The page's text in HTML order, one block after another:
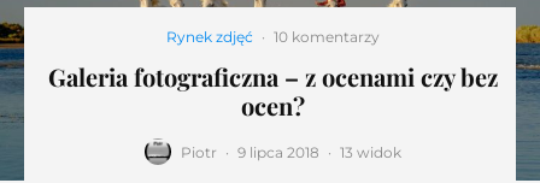
Rynek zdjęć · 10 komentarzy
Galeria fotograficzna – z ocenami czy bez
ocen?
Piotr · 9 lipca 2018 · 13 widok